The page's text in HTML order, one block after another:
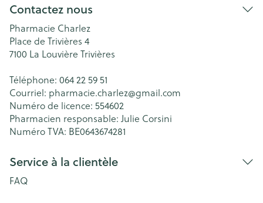
Contactez nous
Pharmacie Charlez
Place de Trivières 4
7100 La Louvière Trivières
Téléphone: 064 22 59 51
Courriel: pharmacie.charlez@gmail.com
Numéro de licence: 554602
Pharmacien responsable: Julie Corsini
Numéro TVA: BE0643674281
Service à la clientèle
FAQ